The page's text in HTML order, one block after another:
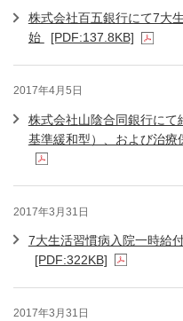
株式会社百五銀行にて7大
始
[PDF:137.8KB]
2017年4月5日
株式会社山陰合同銀行にて
基準緩和型）、および治療
2017年3月31日
7大生活習慣病入院一時給
[PDF:322KB]
2017年3月31日